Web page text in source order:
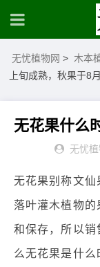
无忧植物网 > 木本
上旬成熟，秋果于8月
无忧
无花果别称文仙
落叶灌木植物
和保存，所以销
么无花果是什么